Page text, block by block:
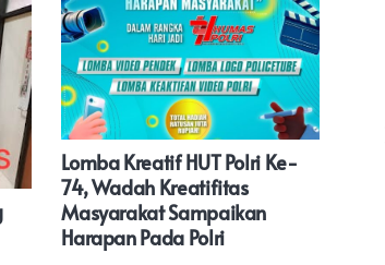
Lomba Kreatif HUT Polri Ke-
74, Wadah Kreatifitas
Masyarakat Sampaikan
Harapan Pada Polri